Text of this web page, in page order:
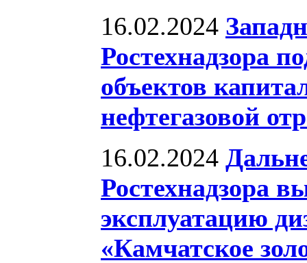
16.02.2024
Ростехнадзора
объектов
нефтегазовой
16.02.2024
Ростехнадзора
эксплуатацию
«Камчатское